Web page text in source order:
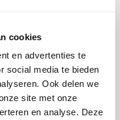
cookies
en advertenties te
social media te bieden
Ook delen we
site met onze
en analyse. Deze